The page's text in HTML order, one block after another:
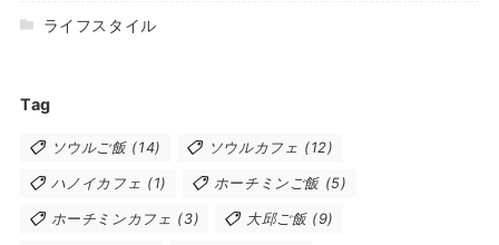
ライフスタイル
Tag
ソウルご飯(14) ソウルカフェ (12)
ハノイカフェ (1) ホーチミンご飯 (5)
ホーチミンカフェ (3) 大邱ご飯(9)